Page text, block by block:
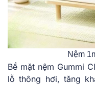
Nệm
Bề mặt nệm Gummi
lỗ thông hơi, tăng